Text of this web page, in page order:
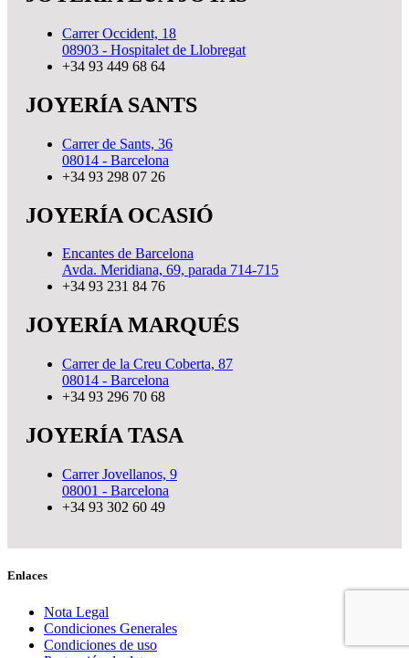
Carrer Occident, 18
08903 - Hospitalet de Llobregat
+34 93 449 68 64
JOYERÍA SANTS
Carrer de Sants, 36
08014 - Barcelona
+34 93 298 07 26
JOYERÍA OCASIÓ
Encantes de Barcelona
Avda. Meridiana, 69, parada 714-715
+34 93 231 84 76
JOYERÍA MARQUÉS
Carrer de la Creu Coberta, 87
08014 - Barcelona
+34 93 296 70 68
JOYERÍA TASA
Carrer Jovellanos, 9
08001 - Barcelona
+34 93 302 60 49
Enlaces
Nota Legal
Condiciones Generales
Condiciones de uso